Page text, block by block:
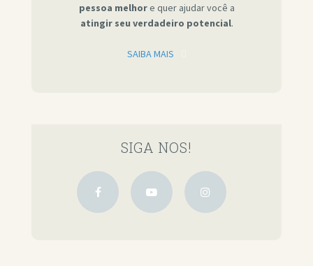
pessoa melhore quer ajudar você a
atingir seu verdadeiro potencial.
SAIBA MAIS
SIGA NOS!